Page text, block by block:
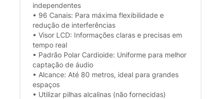
independentes
• 96 Canais: Para máxima flexibilidade e
redução de interferências
• Visor LCD: Informações claras e precisas em
tempo real
• Padrão Polar Cardioide: Uniforme para melhor
captação de áudio
• Alcance: Até 80 metros, ideal para grandes
espaços
• Utilizar pilhas alcalinas (não fornecidas)